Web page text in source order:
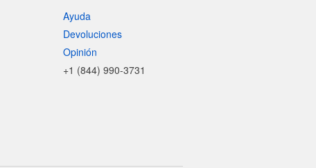
Ayuda
Devoluciones
Opinión
+1 (844) 990-3731